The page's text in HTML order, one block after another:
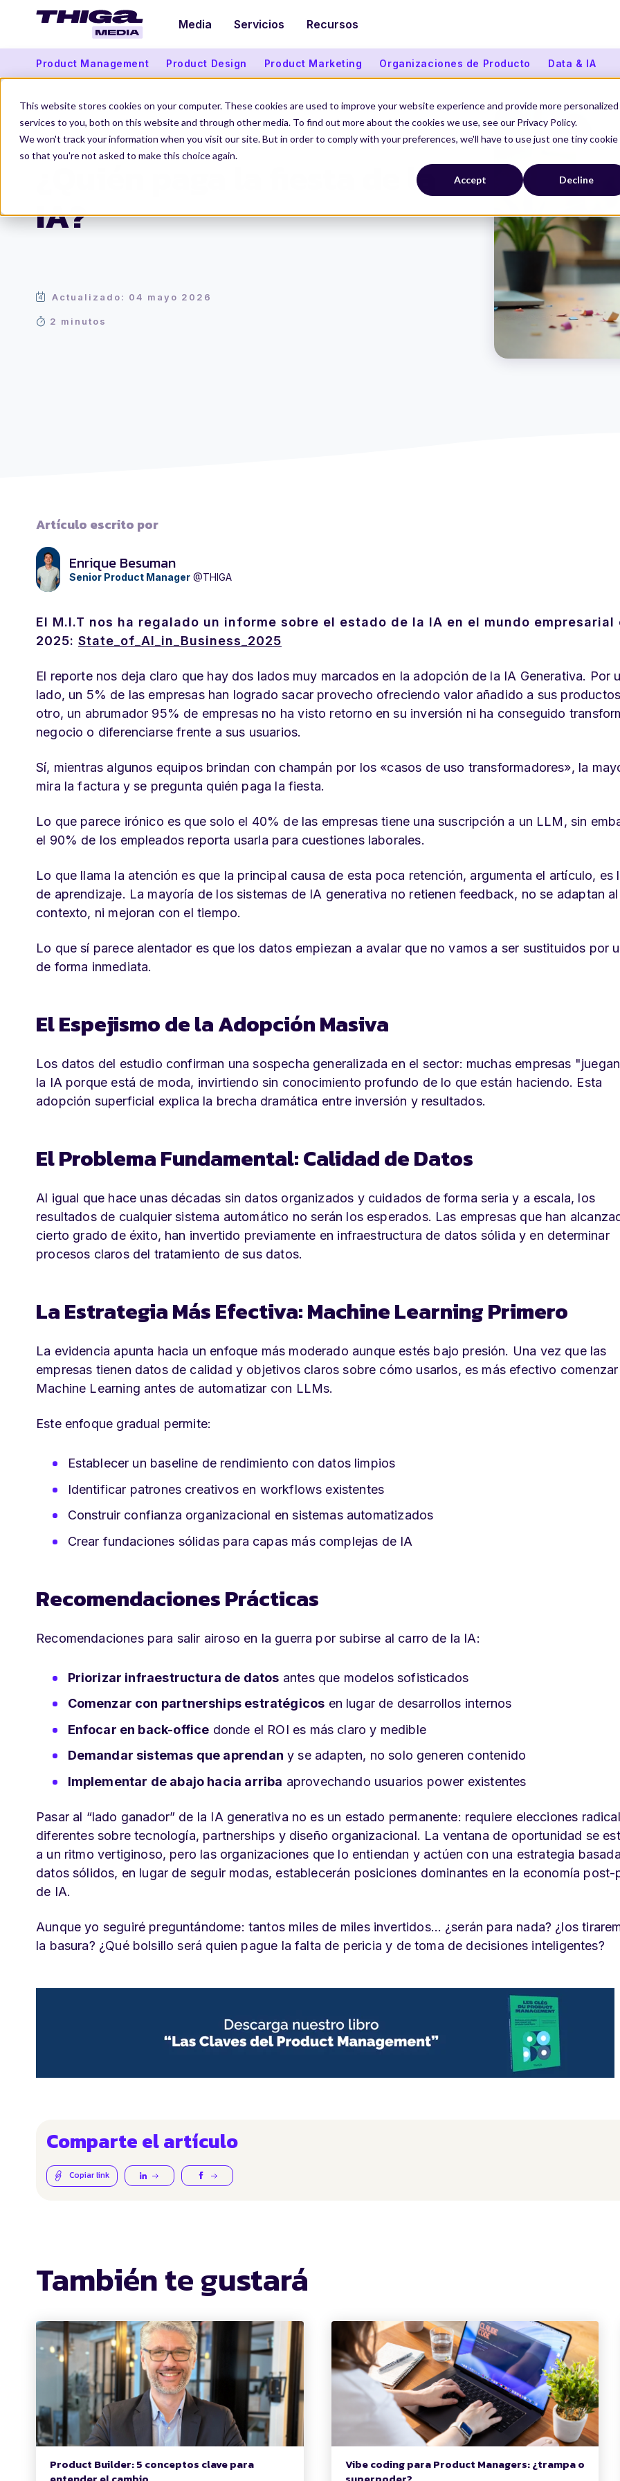
This website stores cookies on your computer. These cookies are used to improve your website experience and provide more personalized
services to you, both on this website and through other media. To find out more about the cookies we use, see our Privacy Policy.
We won't track your information when you visit our site. But in order to comply with your preferences, we'll have to use just one tiny cookie
so that you're not asked to make this choice again.
Accept Decline
Media Servicios Recursos
Product Management Product Design Product Marketing Organizaciones de Producto Data & IA
Thiga Media Data & IA ¿Quién paga la fiesta de la IA?
¿Quién paga la fiesta de la
IA?
Actualizado: 04 mayo 2026
2 minutos
Artículo escrito por
Enrique Besuman
Senior Product Manager @THIGA
El M.I.T nos ha regalado un informe sobre el estado de la IA en el mundo empresarial
2025: State_of_AI_in_Business_2025
El reporte nos deja claro que hay dos lados muy marcados en la adopción de la IA Generativa. Por
lado, un 5% de las empresas han logrado sacar provecho ofreciendo valor añadido a sus
otro, un abrumador 95% de empresas no ha visto retorno en su inversión ni ha conseguido
negocio o diferenciarse frente a sus usuarios.
Sí, mientras algunos equipos brindan con champán por los «casos de uso transformadores», la
mira la factura y se pregunta quién paga la fiesta.
Lo que parece irónico es que solo el 40% de las empresas tiene una suscripción a un LLM, sin
el 90% de los empleados reporta usarla para cuestiones laborales.
Lo que llama la atención es que la principal causa de esta poca retención, argumenta el artículo, es
de aprendizaje. La mayoría de los sistemas de IA generativa no retienen feedback, no se adaptan al
contexto, ni mejoran con el tiempo.
Lo que sí parece alentador es que los datos empiezan a avalar que no vamos a ser sustituidos por
de forma inmediata.
El Espejismo de la Adopción Masiva
Los datos del estudio confirman una sospecha generalizada en el sector: muchas empresas
la IA porque está de moda, invirtiendo sin conocimiento profundo de lo que están haciendo. Esta
adopción superficial explica la brecha dramática entre inversión y resultados.
El Problema Fundamental: Calidad de Datos
Al igual que hace unas décadas sin datos organizados y cuidados de forma seria y a escala, los
resultados de cualquier sistema automático no serán los esperados. Las empresas que han
cierto grado de éxito, han invertido previamente en infraestructura de datos sólida y en determinar
procesos claros del tratamiento de sus datos.
La Estrategia Más Efectiva: Machine Learning Primero
La evidencia apunta hacia un enfoque más moderado aunque estés bajo presión. Una vez que las
empresas tienen datos de calidad y objetivos claros sobre cómo usarlos, es más efectivo
Machine Learning antes de automatizar con LLMs.
Este enfoque gradual permite:
Establecer un baseline de rendimiento con datos limpios
Identificar patrones creativos en workflows existentes
Construir confianza organizacional en sistemas automatizados
Crear fundaciones sólidas para capas más complejas de IA
Recomendaciones Prácticas
Recomendaciones para salir airoso en la guerra por subirse al carro de la IA:
Priorizar infraestructura de datos antes que modelos sofisticados
Comenzar con partnerships estratégicos en lugar de desarrollos internos
Enfocar en back-office donde el ROI es más claro y medible
Demandar sistemas que aprendan y se adapten, no solo generen contenido
Implementar de abajo hacia arriba aprovechando usuarios power existentes
Pasar al “lado ganador” de la IA generativa no es un estado permanente: requiere elecciones
diferentes sobre tecnología, partnerships y diseño organizacional. La ventana de oportunidad se
a un ritmo vertiginoso, pero las organizaciones que lo entiendan y actúen con una estrategia
datos sólidos, en lugar de seguir modas, establecerán posiciones dominantes en la economía
de IA.
Aunque yo seguiré preguntándome: tantos miles de miles invertidos… ¿serán para nada? ¿los
la basura? ¿Qué bolsillo será quien pague la falta de pericia y de toma de decisiones inteligentes?
Comparte el artículo
Copiar link
También te gustará
Product Builder: 5 conceptos clave para
Vibe coding para Product Managers: ¿trampa o